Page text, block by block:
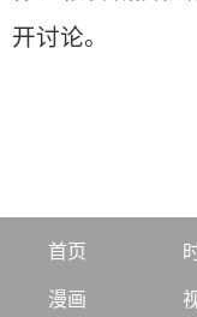
开讨论。
首页
漫画